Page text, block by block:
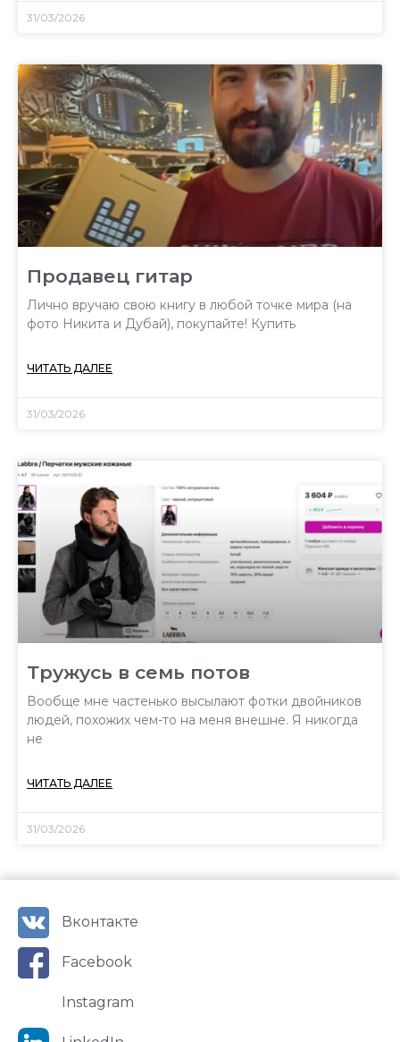
31/03/2026
Продавец гитар
Лично вручаю свою книгу в любой точке мира (на
фото Никита и Дубай), покупайте! Купить
ЧИТАТЬ ДАЛЕЕ
31/03/2026
Тружусь в семь потов
Вообще мне частенько высылают фотки двойников
людей, похожих чем-то на меня внешне. Я никогда
не
ЧИТАТЬ ДАЛЕЕ
31/03/2026
Вконтакте
Facebook
Instagram